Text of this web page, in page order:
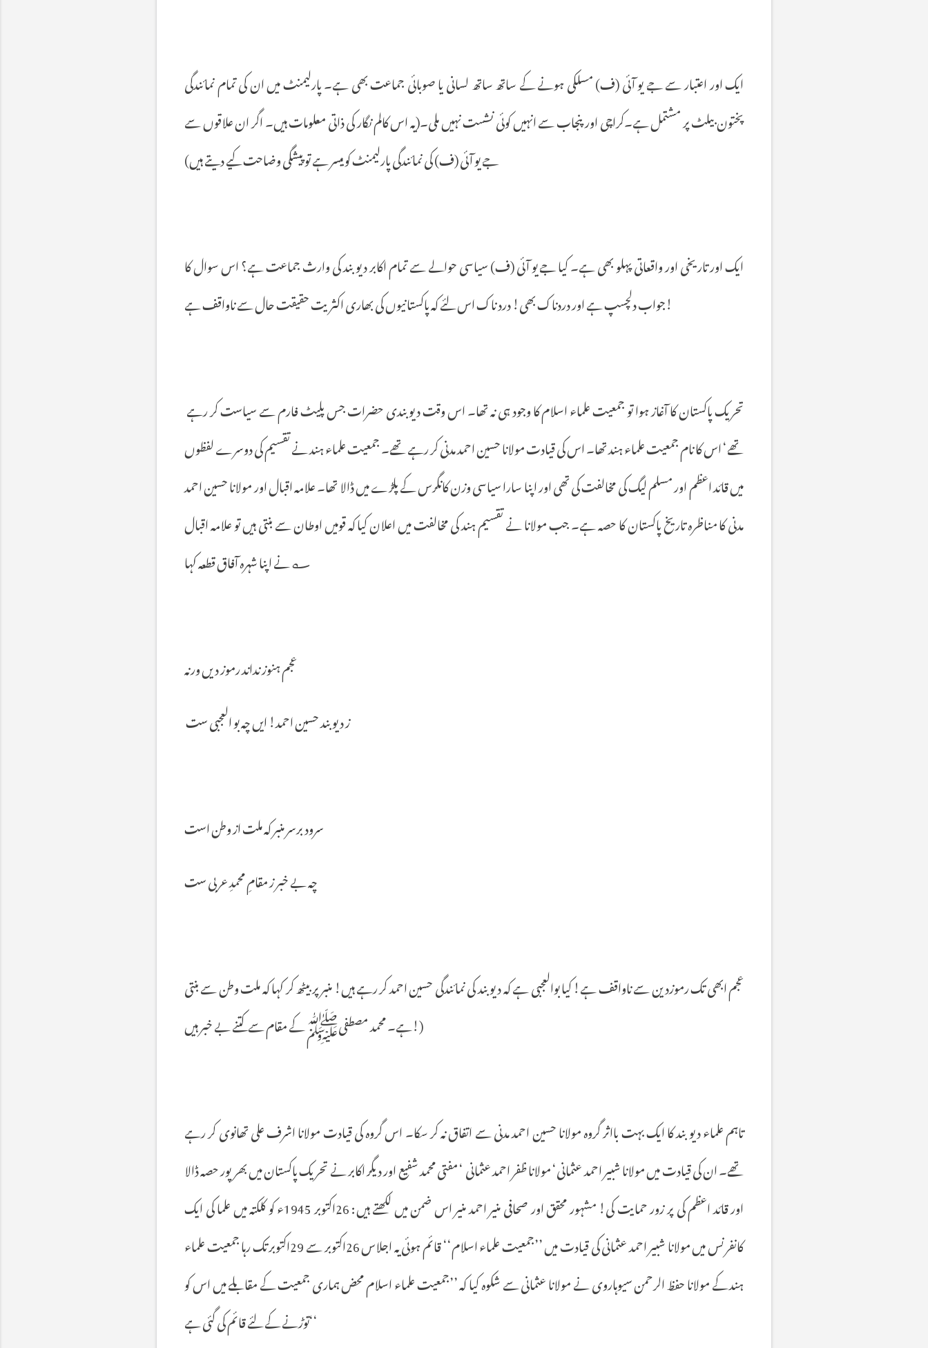
ایکاوراعتبارسےجےیوآئی(ف)مسلکیہونےکےساتھساتھلسانییاصوبائیجماعتبھیہے۔پارلیمنٹمیںانکیتمامنمائندگی
پختونبیلٹپرمشتملہے۔کراچیاورپنجابسےانہیںکوئینشستنہیںملی۔(یہاسکالمنگارکیذاتیمعلوماتہیں۔اگرانعلاقوںسے
جےیوآئی(ف)کینمائندگیپارلیمنٹکومیسرہےتوپیشگیوضاحتکیےدیتےہیں
ایکاورتاریخیاورواقعاتیپہلوبھیہے۔کیاجےیوآئی(ف)سیاسیحوالےسےتماماکابردیوبندکیوارثجماعتہے؟اسسوالکا
جوابدلچسپہےاوردردناکبھی!دردناکاسلئےکہپاکستانیوںکیبھاریاکثریتحقیقتحالسےناواقفہے !
تحریکپاکستانکاآغازہواتوجمعیتعلماءاسلامکاوجودہینہتھا۔اسوقتدیوبندیحضراتجسپلیٹفارمسےسیاستکررہے
تھے‘اسکانامجمعیتعلماءہندتھا۔اسکیقیادتمولاناحسیناحمدمدنیکررہےتھے۔جمعیتعلماءہندنےتقسیمکیدوسرےلفظوں
میںقائداعظماورمسلملیگکیمخالفتکیتھیاوراپناساراسیاسیوزنکانگرسکےپلڑےمیںڈالاتھا۔علامہاقبالاورمولاناحسیناحمد
مدنیکامناظرہتاریخپاکستانکاحصہہے۔جبمولانانےتقسیمہندکیمخالفتمیںاعلانکیاکہقومیںاوطانسےبنتیہیںتوعلامہاقبال
نےاپناشہرہآفاققطعہکہا ؎
عجمہنوزنداندرموزدیںورنہ
زدیوبندحسیناحمد!ایںچہبوالعجبیست
سرودبرسرمنبرکہملتازوطناست
چہبےخبرزمقامِمحمدِعربیست
عجمابھیتکرموزدینسےناواقفہے!کیابوالعجبیہےکہدیوبندکینمائندگیحسیناحمدکررہےہیں!منبرپربیٹھکرکہاکہملتوطنسےبنتی
ہے۔محمدمصطفیﷺکےمقامسےکتنےبےخبرہیں !)
تاہمعلماءدیوبندکاایکبہتبااثرگروہمولاناحسیناحمدمدنیسےاتفاقنہکرسکا۔اسگروہکیقیادتمولانااشرفعلیتھانویکررہے
تھے۔انکیقیادتمیںمولاناشبیراحمدعثمانی‘مولاناظفراحمدعثمانی‘مفتیمحمدشفیعاوردیگراکابرنےتحریکپاکستانمیںبھرپورحصہڈالا
اورقائداعظمکیپرزورحمایتکی!مشہورمحققاورصحافیمنیراحمدمنیراسضمنمیںلکھتےہیں: 26 اکتوبر1945 ءکوکلکتہمیںعلماکیایک
کانفرنسمیںمولاناشبیراحمدعثمانیکیقیادتمیں’’جمعیتعلماءاسلام‘‘قائمہوئییہاجلاس26 اکتوبرسے اکتوبرتکرہاجمعیتعلماء
ہندکےمولاناحفظالرحمنسیوہاروینےمولاناعثمانیسےشکوہکیاکہ’’جمعیتعلماءاسلاممحضہماریجمعیتکےمقابلےمیںاسکو
توڑنےکےلئےقائمکیگئیہے ‘‘